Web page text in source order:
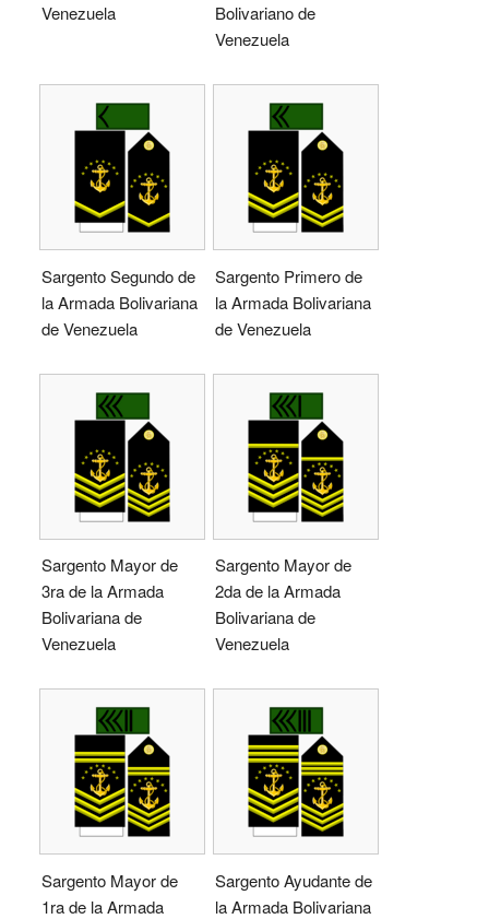
Venezuela
Bolivariano de
Venezuela
Sargento Segundo de
la Armada Bolivariana
de Venezuela
Sargento Primero de
la Armada Bolivariana
de Venezuela
Sargento Mayor de
3ra de la Armada
Bolivariana de
Venezuela
Sargento Mayor de
2da de la Armada
Bolivariana de
Venezuela
Sargento Mayor de
1ra de la Armada
Sargento Ayudante de
la Armada Bolivariana